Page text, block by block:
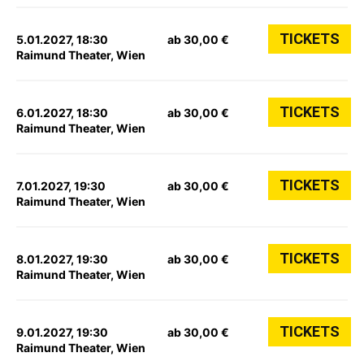
5.01.2027, 18:30
Raimund Theater, Wien
ab 30,00 € TICKETS
6.01.2027, 18:30
Raimund Theater, Wien
ab 30,00 € TICKETS
7.01.2027, 19:30
Raimund Theater, Wien
ab 30,00 € TICKETS
8.01.2027, 19:30
Raimund Theater, Wien
ab 30,00 € TICKETS
9.01.2027, 19:30
Raimund Theater, Wien
ab 30,00 € TICKETS